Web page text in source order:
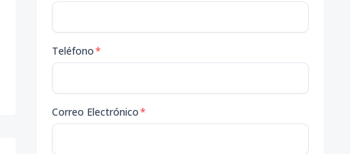
Teléfono*
Correo Electrónico*